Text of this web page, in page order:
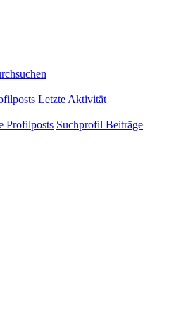
Letzte Aktivität
Profilposts Suchprofil Beiträge